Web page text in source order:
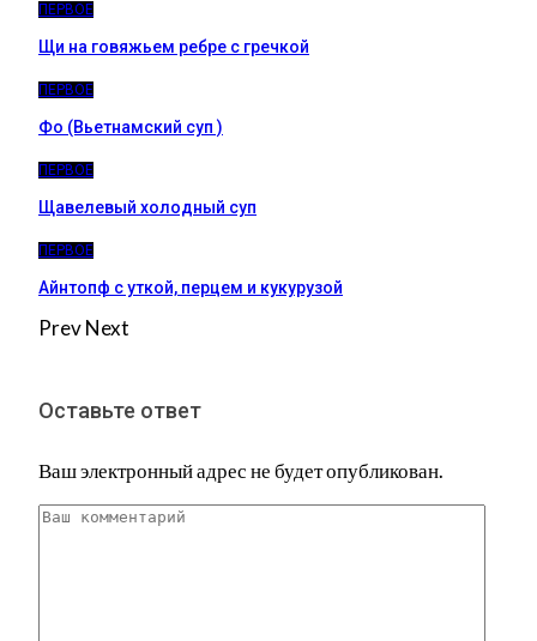
ПЕРВОЕ
Щи на говяжьем ребре с гречкой
ПЕРВОЕ
Фо (Вьетнамский суп )
ПЕРВОЕ
Щавелевый холодный суп
ПЕРВОЕ
Айнтопф с уткой, перцем и кукурузой
PrevNext
Оставьте ответ
Ваш электронный адрес не будет опубликован.